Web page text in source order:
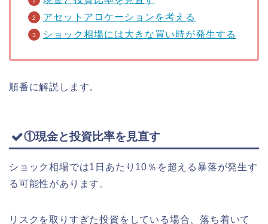
アセットアロケーションを考える
ショック相場には大きな買い時が発生する
順番に解説します。
①現金と投資比率を見直す
ショック相場では1日あたり10％を超える暴落が発生す
る可能性があります。
リスクを取りすぎた投資をしている場合、落ち着いて